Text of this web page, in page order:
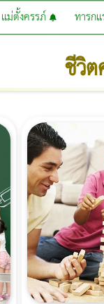
แม่ตั้งครรภ์ ทารก
ชีวิ